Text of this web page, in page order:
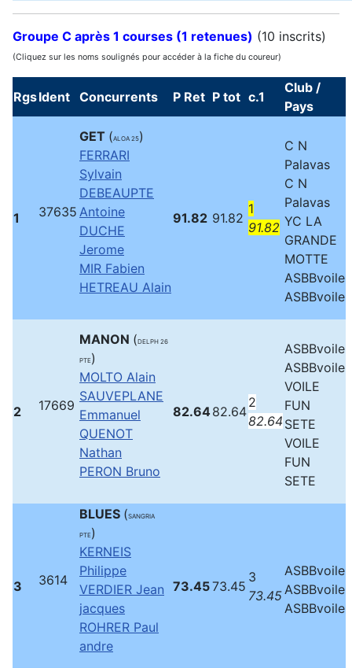
Groupe C après 1 courses (1 retenues) (10 inscrits)
(Cliquez sur les noms soulignés pour accéder à la fiche du coureur)
RgsIdent Concurrents P Ret P tot c.1
Club /
Pays
1 37635
GET (ALOA 25)
FERRARI
Sylvain
DEBEAUPTE
Antoine
DUCHE
Jerome
MIR Fabien
HETREAU Alain
91.82 91.82
1
91.82
C N
Palavas
C N
Palavas
YC LA
GRANDE
MOTTE
ASBBvoile
ASBBvoile
2 17669
MANON (DELPH 26
PTE)
MOLTO Alain
SAUVEPLANE
Emmanuel
QUENOT
Nathan
PERON Bruno
82.6482.64
2
82.64
ASBBvoile
ASBBvoile
VOILE
FUN
SETE
VOILE
FUN
SETE
3 3614
BLUES (SANGRIA
PTE)
KERNEIS
Philippe
VERDIER Jean
jacques
ROHRER Paul
andre
73.4573.45
3
73.45
ASBBvoile
ASBBvoile
ASBBvoile